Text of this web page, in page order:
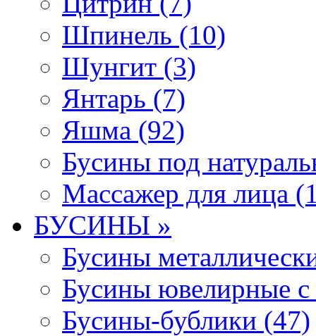
Шпинель (10)
Шунгит (3)
Янтарь (7)
Яшма (92)
Бусины под
Массажер для лица
БУСИНЫ »
Бусины
Бусины ювелирные
Бусины-бублики (47)